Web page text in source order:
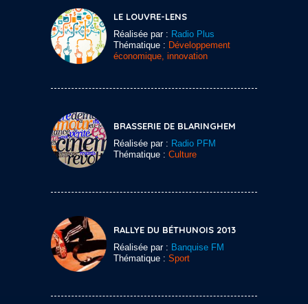
LE LOUVRE-LENS
Réalisée par : Radio Plus
Thématique : Développement
économique, innovation
BRASSERIE DE BLARINGHEM
Réalisée par : Radio PFM
Thématique : Culture
RALLYE DU BÉTHUNOIS 2013
Réalisée par : Banquise FM
Thématique : Sport